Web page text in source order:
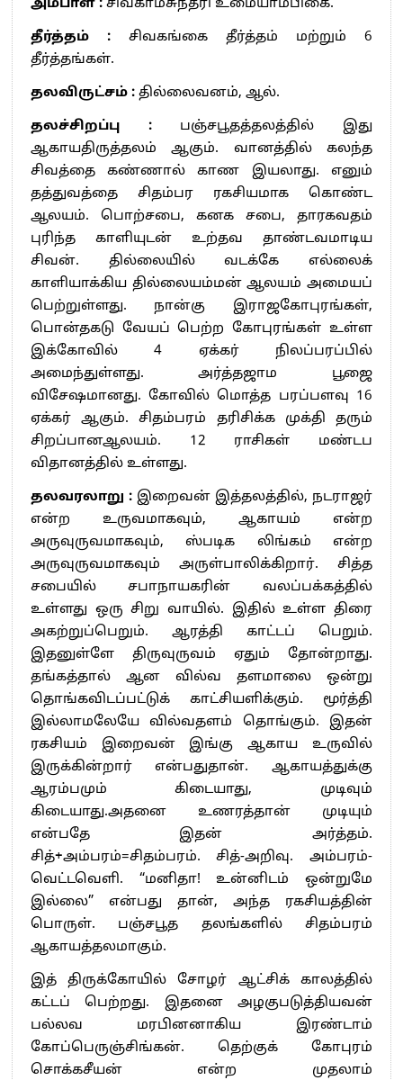
அம்பாள் : சிவகாமசுந்தரி உமையாம்பிகை.
தீர்த்தம் : சிவகங்கை தீர்த்தம் மற்றும் 6
தீர்த்தங்கள்.
தலவிருட்சம் :தில்லைவனம், ஆல்.
தலச்சிறப்பு :பஞ்சபூதத்தலத்தில் இது
ஆகாயதிருத்தலம் ஆகும். வானத்தில் கலந்த
சிவத்தை கண்ணால் காண இயலாது. எனும்
தத்துவத்தை சிதம்பர ரகசியமாக கொண்ட
ஆலயம். பொற்சபை, கனக சபை, தாரகவதம்
புரிந்த காளியுடன் உற்தவ தாண்டவமாடிய
சிவன். தில்லையில் வடக்கே எல்லைக்
காளியாக்கிய தில்லையம்மன் ஆலயம் அமையப்
பெற்றுள்ளது. நான்கு இராஜகோபுரங்கள்,
பொன்தகடு வேயப் பெற்ற கோபுரங்கள் உள்ள
இக்கோவில் 4 ஏக்கர் நிலப்பரப்பில்
அமைந்துள்ளது. அர்த்தஜாம பூஜை
விசேஷமானது. கோவில் மொத்த பரப்பளவு 16
ஏக்கர் ஆகும். சிதம்பரம் தரிசிக்க முக்தி தரும்
சிறப்பானஆலயம். 12 ராசிகள் மண்டப
விதானத்தில் உள்ளது.
தலவரலாறு : இறைவன் இத்தலத்தில், நடராஜர்
என்ற உருவமாகவும், ஆகாயம் என்ற
அருவுருவமாகவும், ஸ்படிக லிங்கம் என்ற
அருவுருவமாகவும் அருள்பாலிக்கிறார். சித்த
சபையில் சபாநாயகரின் வலப்பக்கத்தில்
உள்ளது ஒரு சிறு வாயில். இதில் உள்ள திரை
அகற்றுப்பெறும். ஆரத்தி காட்டப் பெறும்.
இதனுள்ளே திருவுருவம் ஏதும் தோன்றாது.
தங்கத்தால் ஆன வில்வ தளமாலை ஒன்று
தொங்கவிடப்பட்டுக் காட்சியளிக்கும். மூர்த்தி
இல்லாமலேயே வில்வதளம் தொங்கும். இதன்
ரகசியம் இறைவன் இங்கு ஆகாய உருவில்
இருக்கின்றார் என்பதுதான். ஆகாயத்துக்கு
ஆரம்பமும் கிடையாது, முடிவும்
கிடையாது.அதனை உணரத்தான் முடியும்
என்பதே இதன் அர்த்தம்.
சித்+அம்பரம்=சிதம்பரம். சித்-அறிவு. அம்பரம்-
வெட்டவெளி. “மனிதா! உன்னிடம் ஒன்றுமே
இல்லை” என்பது தான், அந்த ரகசியத்தின்
பொருள். பஞ்சபூத தலங்களில் சிதம்பரம்
ஆகாயத்தலமாகும்.
இத் திருக்கோயில் சோழர் ஆட்சிக் காலத்தில்
கட்டப் பெற்றது. இதனை அழகுபடுத்தியவன்
பல்லவ மரபினனாகிய இரண்டாம்
கோப்பெருஞ்சிங்கன். தெற்குக் கோபுரம்
சொக்கசீயன் என்ற முதலாம்